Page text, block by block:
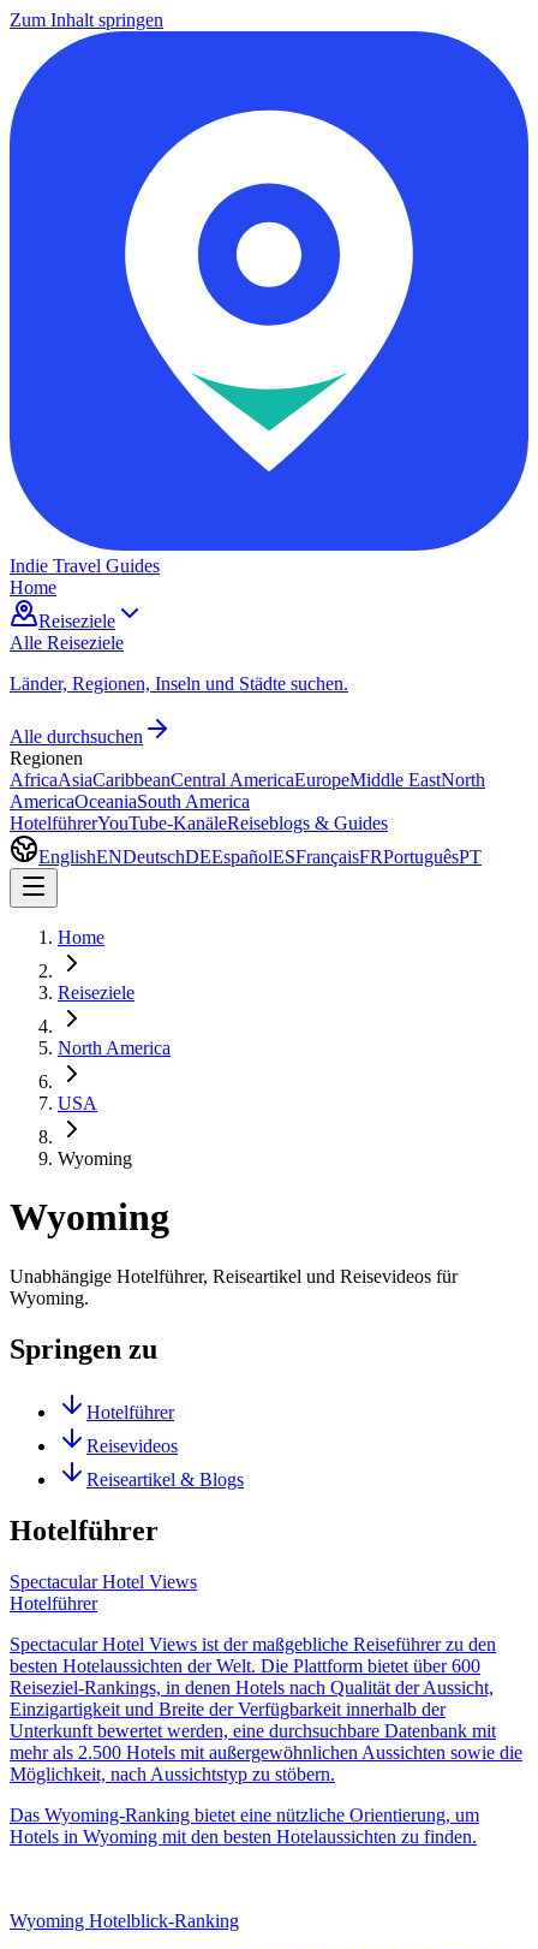
Zum Inhalt springen
Indie Travel Guides
Home
Reiseziele
Alle Reiseziele
Länder, Regionen, Inseln und Städte suchen.
Alle durchsuchen
Regionen
AfricaAsiaCaribbeanCentral AmericaEuropeMiddle EastNorth
AmericaOceaniaSouth America
HotelführerYouTube-KanäleReiseblogs & Guides
EnglishENDeutschDEEspañolESFrançaisFRPortuguêsPT
Home
Reiseziele
North America
USA
Wyoming
Wyoming
Unabhängige Hotelführer, Reiseartikel und Reisevideos für
Wyoming.
Springen zu
Hotelführer
Reisevideos
Reiseartikel & Blogs
Hotelführer
Spectacular Hotel Views
Hotelführer
Spectacular Hotel Views ist der maßgebliche Reiseführer zu den
besten Hotelaussichten der Welt. Die Plattform bietet über 600
Reiseziel-Rankings, in denen Hotels nach Qualität der Aussicht,
Einzigartigkeit und Breite der Verfügbarkeit innerhalb der
Unterkunft bewertet werden, eine durchsuchbare Datenbank mit
mehr als 2.500 Hotels mit außergewöhnlichen Aussichten sowie die
Möglichkeit, nach Aussichtstyp zu stöbern.
Das Wyoming-Ranking bietet eine nützliche Orientierung, um
Hotels in Wyoming mit den besten Hotelaussichten zu finden.
Wyoming Hotelblick-Ranking